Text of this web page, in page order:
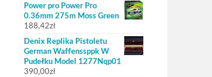
Power pro Power Pro
0.36mm 275m Moss Green
188,42zł
Denix Replika Pistoletu
German Waffenssppk W
Pudełku Model 1277Nqp01
390,00zł